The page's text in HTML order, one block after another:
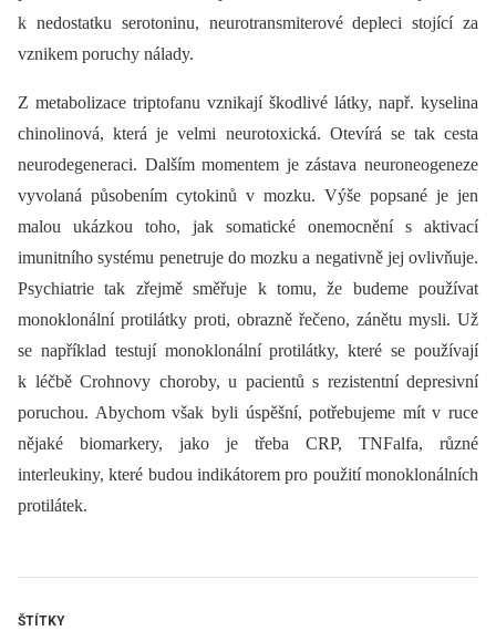
k nedostatku serotoninu, neurotransmiterové depleci stojící za
vznikem poruchy nálady.
Z metabolizace triptofanu vznikají škodlivé látky, např. kyselina
chinolinová, která je velmi neurotoxická. Otevírá se tak cesta
neurodegeneraci. Dalším momentem je zástava neuroneogeneze
vyvolaná působením cytokinů v mozku. Výše popsané je jen
malou ukázkou toho, jak somatické onemocnění s aktivací
imunitního systému penetruje do mozku a negativně jej ovlivňuje.
Psychiatrie tak zřejmě směřuje k tomu, že budeme používat
monoklonální protilátky proti, obrazně řečeno, zánětu mysli. Už
se například testují monoklonální protilátky, které se používají
k léčbě Crohnovy choroby, u pacientů s rezistentní depresivní
poruchou. Abychom však byli úspěšní, potřebujeme mít v ruce
nějaké biomarkery, jako je třeba CRP, TNFalfa, různé
interleukiny, které budou indikátorem pro použití monoklonálních
protilátek.
ŠTÍTKY